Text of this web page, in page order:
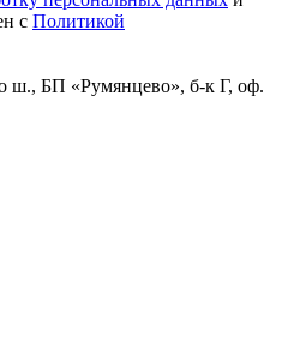
с Политикой
ш., БП «Румянцево», б-к Г, оф.